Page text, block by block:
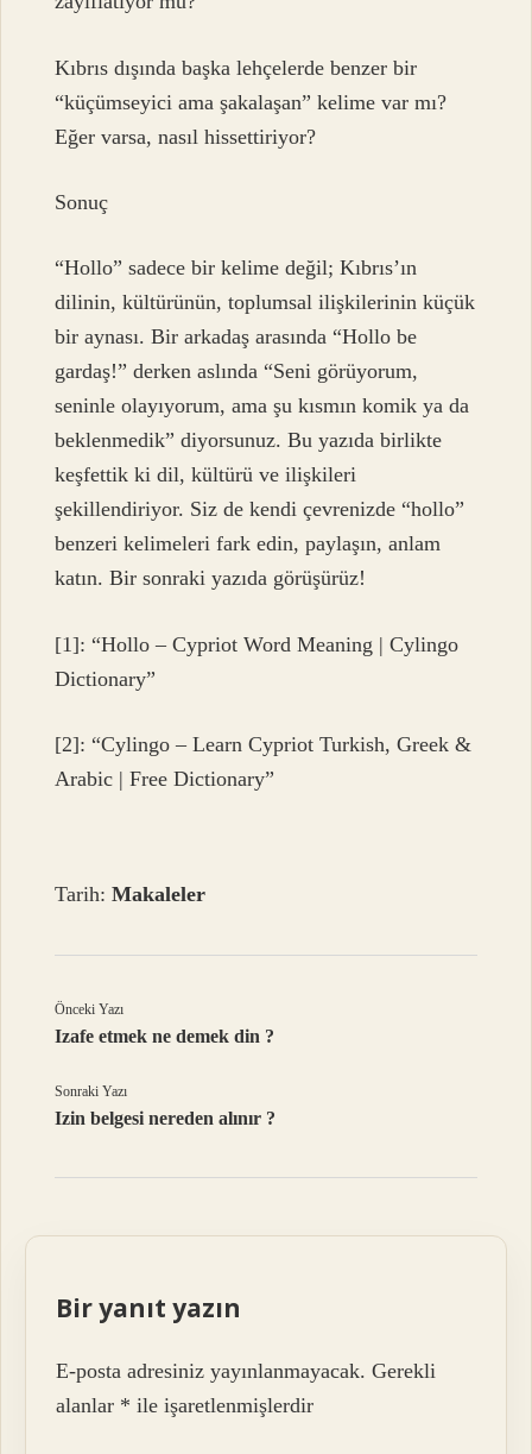
Kıbrıs dışında başka lehçelerde benzer bir
“küçümseyici ama şakalaşan” kelime var mı?
Eğer varsa, nasıl hissettiriyor?
Sonuç
“Hollo” sadece bir kelime değil; Kıbrıs’ın
dilinin, kültürünün, toplumsal ilişkilerinin küçük
bir aynası. Bir arkadaş arasında “Hollo be
gardaş!” derken aslında “Seni görüyorum,
seninle olayıyorum, ama şu kısmın komik ya da
beklenmedik” diyorsunuz. Bu yazıda birlikte
keşfettik ki dil, kültürü ve ilişkileri
şekillendiriyor. Siz de kendi çevrenizde “hollo”
benzeri kelimeleri fark edin, paylaşın, anlam
katın. Bir sonraki yazıda görüşürüz!
[1]: “Hollo – Cypriot Word Meaning | Cylingo
Dictionary”
[2]: “Cylingo – Learn Cypriot Turkish, Greek &
Arabic | Free Dictionary”
Tarih:Makaleler
Önceki Yazı
Izafe etmek ne demek din ?
Sonraki Yazı
Izin belgesi nereden alınır ?
Bir yanıt yazın
E-posta adresiniz yayınlanmayacak. Gerekli
alanlar * ile işaretlenmişlerdir